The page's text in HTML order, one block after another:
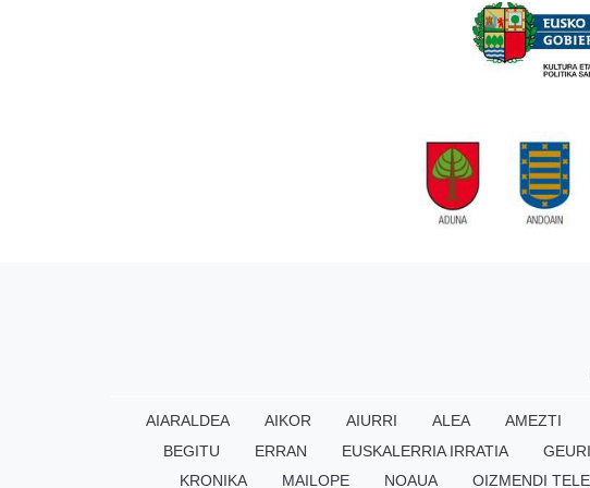
AIARALDEA AIKOR AIURRI ALEA AMEZTI
BEGITU
ERRAN EUSKALERRIA IRRATIA
KRONIKA
MAILOPE NOAUA OIZMENDI